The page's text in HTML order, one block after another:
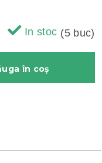
In stoc (5 buc)
în coş